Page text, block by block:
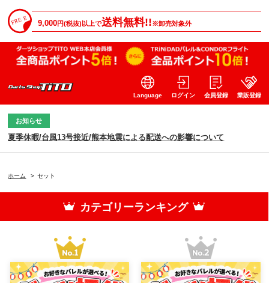
9,000円(税抜)以上で送料無料!!※卸売対象外
Language ログイン 会員登録 業販登録
お知らせ
夏季休暇/台風13号接近/熊本地震による配送への影響について
ホーム > セット
カテゴリーランキング